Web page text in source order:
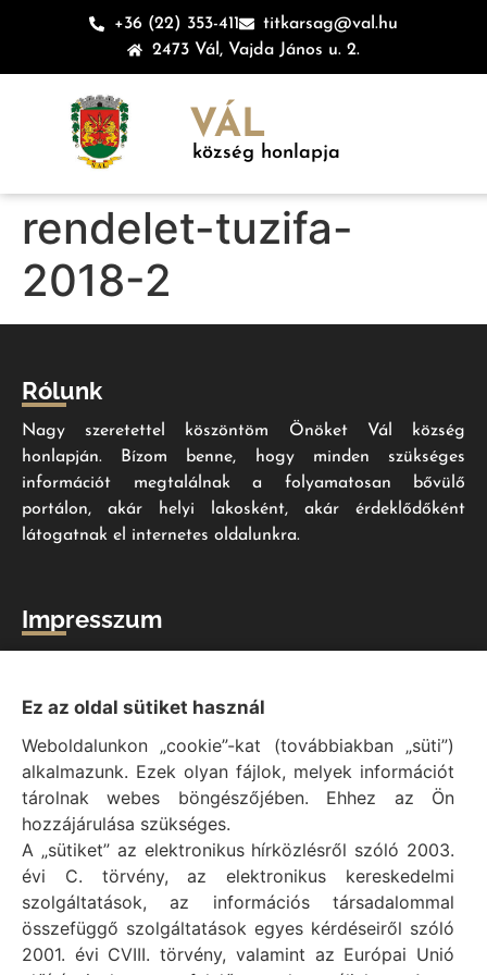
+36 (22) 353-411
titkarsag@val.hu
2473 Vál, Vajda János u. 2.
VÁL
község honlapja
rendelet-tuzifa-
2018-2
Rólunk
Nagy szeretettel köszöntöm Önöket Vál község
honlapján. Bízom benne, hogy minden szükséges
információt megtalálnak a folyamatosan bővülő
portálon, akár helyi lakosként, akár érdeklődőként
látogatnak el internetes oldalunkra.
Impresszum
Vál Község Önkormányzat © 1996 - 2020
Adatvédelmi tájékoztató
Felelős: Bechtold Tamás polgármester
Cím: H-2473 Vál, Vajda János utca 2.
Telefon: +36 (22) 353-411
E-mail: polgarmester@val.hu
Elérhetőségek
Ez az oldal sütiket használ
Weboldalunkon „cookie”-kat (továbbiakban „süti”)
alkalmazunk. Ezek olyan fájlok, melyek információt
tárolnak webes böngészőjében. Ehhez az Ön
hozzájárulása szükséges.
A „sütiket” az elektronikus hírközlésről szóló 2003.
évi C. törvény, az elektronikus kereskedelmi
szolgáltatások, az információs társadalommal
összefüggő szolgáltatások egyes kérdéseiről szóló
2001. évi CVIII. törvény, valamint az Európai Unió